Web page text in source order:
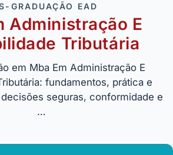
GRADUAÇÃO EAD
Administração E
Tributária
em Mba Em Administração E
fundamentos, prática e
seguras, conformidade e
…